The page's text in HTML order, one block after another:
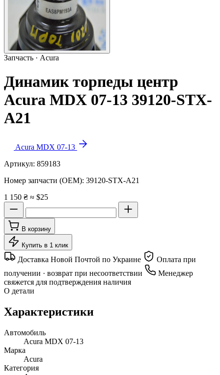
Запчасть · Acura
Динамик торпеды центр
Acura MDX 07-13 39120-STX-
A21
Acura MDX 07-13
Артикул: 859183
Номер запчасти (OEM): 39120-STX-A21
1 150 ₴ ≈ $25
В корзину
Купить в 1 клик
Доставка Новой Почтой по Украине
Оплата при
получении · возврат при несоответствии
Менеджер
свяжется для подтверждения наличия
О детали
Характеристики
Автомобиль
Acura MDX 07-13
Марка
Acura
Категория